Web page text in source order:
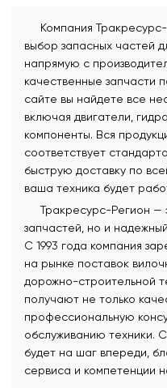
Компания
выбор запасных частей
напрямую с
качественные запчасти
сайте вы найдете все
включая двигатели,
компоненты. Вся
соответствует
быструю доставку по
ваша техника будет
Тракресурс-Регион —
запчастей, но и
С 1993 года компания
на рынке поставок
дорожно-строительной
получают не только
профессиональную
обслуживанию техники.
будет на шаг впереди,
сервиса и компетенции